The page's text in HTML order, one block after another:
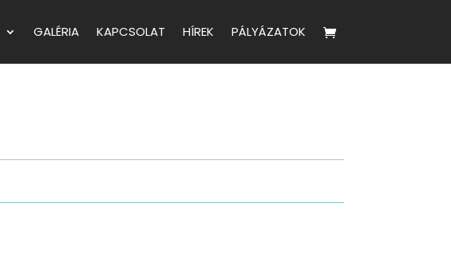
GALÉRIA KAPCSOLAT HÍREK PÁLYÁZATOK